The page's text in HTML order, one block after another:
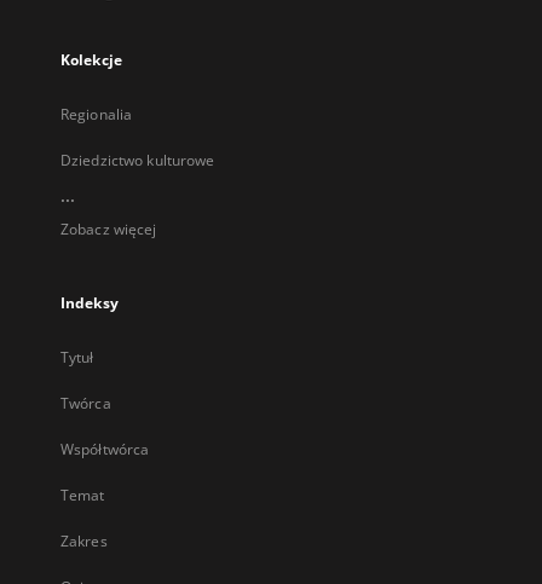
Kolekcje
Regionalia
Dziedzictwo kulturowe
...
Zobacz więcej
Indeksy
Tytuł
Twórca
Współtwórca
Temat
Zakres